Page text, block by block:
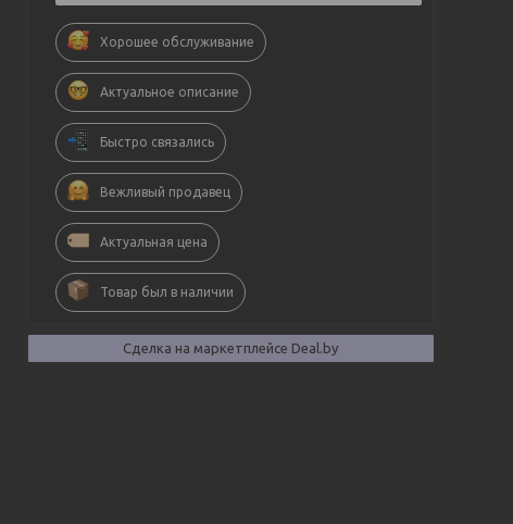
Хорошее обслуживание
Актуальное описание
Быстро связались
Вежливый продавец
Актуальная цена
Товар был в наличии
Сделка на маркетплейсе Deal.by